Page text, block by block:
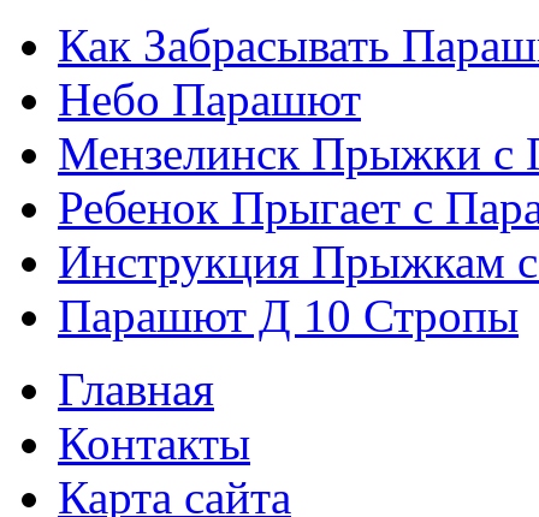
Как Забрасывать
Небо Парашют
Мензелинск Прыжки с
Ребенок Прыгает с
Инструкция Прыжкам
Парашют Д 10 Стропы
Главная
Контакты
Карта сайта